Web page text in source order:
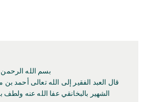
بسم الله
قال العبد الفقیر إلی الله تعالی أحمد
الشهیر بالبخانقي عفا الله عنه ولطف